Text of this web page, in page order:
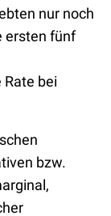
nur noch
ersten fünf
Rate bei
bzw.